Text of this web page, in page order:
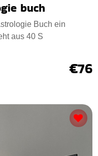
buch
Buch ein
aus 40 S
€76